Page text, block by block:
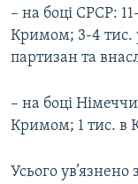
– на боці СРСР:
Кримом; 3-4 тис.
партизан та
– на боці
Кримом; 1 тис. в
Усього ув’язнено